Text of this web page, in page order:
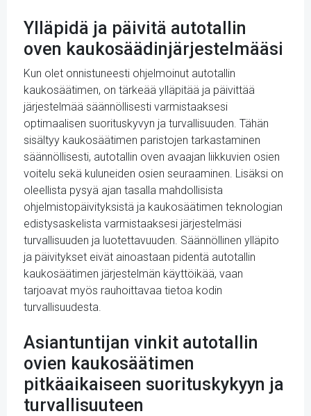
Ylläpidä ja päivitä autotallin
oven kaukosäädinjärjestelmääsi
Kun olet onnistuneesti ohjelmoinut autotallin
kaukosäätimen, on tärkeää ylläpitää ja päivittää
järjestelmää säännöllisesti varmistaaksesi
optimaalisen suorituskyvyn ja turvallisuuden. Tähän
sisältyy kaukosäätimen paristojen tarkastaminen
säännöllisesti, autotallin oven avaajan liikkuvien osien
voitelu sekä kuluneiden osien seuraaminen. Lisäksi on
oleellista pysyä ajan tasalla mahdollisista
ohjelmistopäivityksistä ja kaukosäätimen teknologian
edistysaskelista varmistaaksesi järjestelmäsi
turvallisuuden ja luotettavuuden. Säännöllinen ylläpito
ja päivitykset eivät ainoastaan pidentä autotallin
kaukosäätimen järjestelmän käyttöikää, vaan
tarjoavat myös rauhoittavaa tietoa kodin
turvallisuudesta.
Asiantuntijan vinkit autotallin
ovien kaukosäätimen
pitkäaikaiseen suorituskykyyn ja
turvallisuuteen